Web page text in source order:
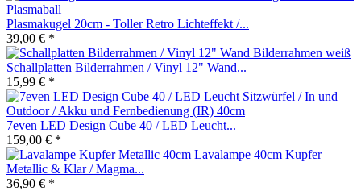
Plasmakugel 20cm - Toller Retro Lichteffekt /...
39,00 € *
Schallplatten Bilderrahmen / Vinyl 12" Wand...
15,99 € *
7even LED Design Cube 40 / LED Leucht...
159,00 € *
Lavalampe 40cm Kupfer
Metallic & Klar / Magma...
36,90 € *